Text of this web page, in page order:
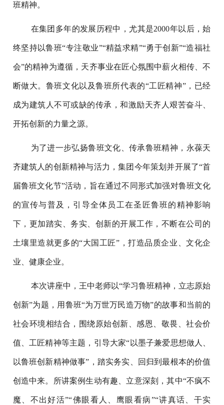
班精神。
在集团多年的发展历程中，尤其是2000年以后，始
终坚持以鲁班“专注敬业”“精益求精”“勇于创新”“造福社
会”的精神为遵循，天齐事业在匠心氛围中薪火相传、不
断做大。鲁班文化以及鲁班所代表的“工匠精神”，已经
成为建筑人不可或缺的传承，和激励天齐人艰苦奋斗、
开拓创新的力量之源。
为了进一步弘扬鲁班文化、传承鲁班精神，永葆天
齐建筑人的创新精神与活力，集团今年策划并开展了“首
届鲁班文化节”活动，旨在通过不同形式加强对鲁班文化
的宣传与普及，引导全体员工在圣匠鲁班的精神影响
下，更加踏实、务实、创新的开展工作，不断在公司的
土壤里造就更多的“大国工匠”，打造品质企业、文化企
业、健康企业。
本次讲座中，王中老师以“学习鲁班精神，立志原始
创新”为题，用鲁班“为万世万民造万物”的故事和当前的
社会环境相结合，围绕原始创新、感恩、敬畏、社会价
值、工匠精神等主题，引导大家“以墨子兼爱思想做人、
以鲁班创新精神做事”，踏实务实、回归到最根本的价值
创造中来。所讲案例生动有趣、立意深刻，其中“不疯不
魔、不出好活”“佛眼看人、鹰眼看病”“讲真话、干实